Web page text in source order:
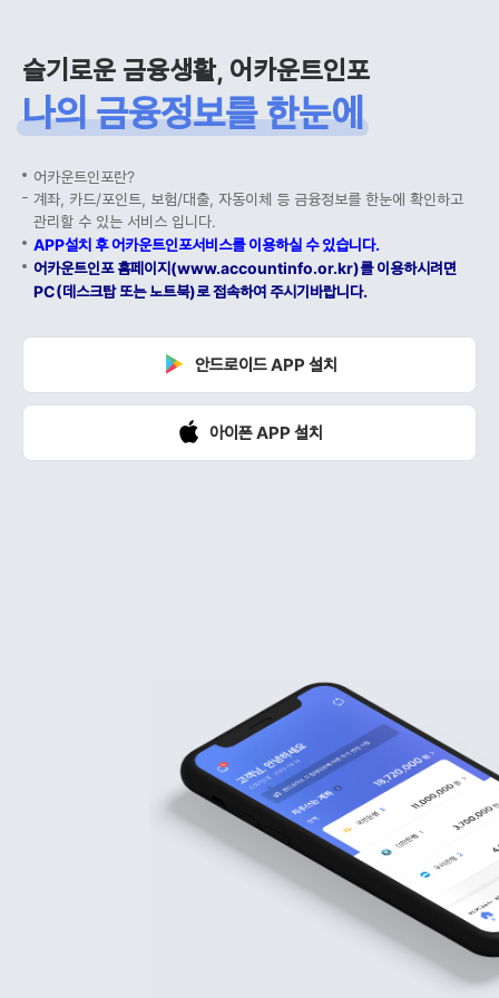
슬기로운 금융생활, 어카운트인포
나의 금융정보를 한눈에
어카운트인포란?
계좌, 카드/포인트, 보험/대출, 자동이체 등 금융정보를 한눈에 확인하고
관리할 수 있는 서비스 입니다.
APP설치 후 어카운트인포서비스를 이용하실 수 있습니다.
어카운트인포 홈페이지(www.accountinfo.or.kr)를 이용하시려면
PC(데스크탑 또는 노트북)로 접속하여 주시기바랍니다.
안드로이드 APP 설치
아이폰 APP 설치